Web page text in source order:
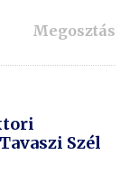
Megosztás
Szél